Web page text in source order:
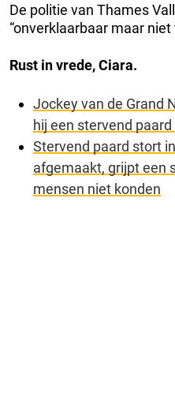
De politie van Thames
“onverklaarbaar maar
Rust in vrede, Ciara.
Jockey van de Grand
hij een stervend
Stervend paard stort
afgemaakt, grijpt een
mensen niet konden